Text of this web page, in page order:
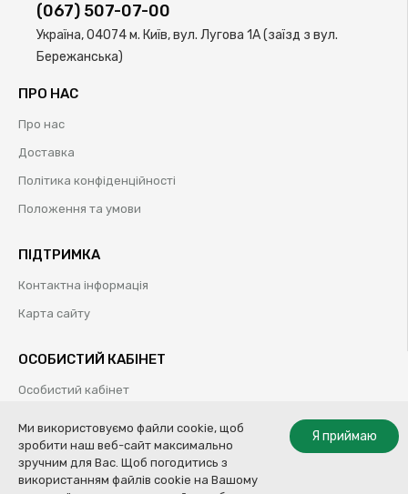
(067) 507-07-00
Україна, 04074 м. Київ, вул. Лугова 1А (заїзд з вул.
Бережанська)
ПРО НАС
Про нас
Доставка
Політика конфіденційності
Положення та умови
ПІДТРИМКА
Контактна інформація
Карта сайту
ОСОБИСТИЙ КАБІНЕТ
Особистий кабінет
Обрані товари
Я приймаю
Ми використовуємо файли cookie, щоб
зробити наш веб-сайт максимально
зручним для Вас. Щоб погодитись з
використанням файлів cookie на Вашому